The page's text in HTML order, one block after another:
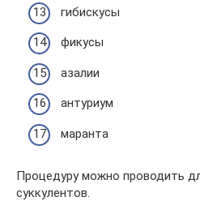
гибискусы
фикусы
азалии
антуриум
маранта
Процедуру можно проводить
суккулентов.